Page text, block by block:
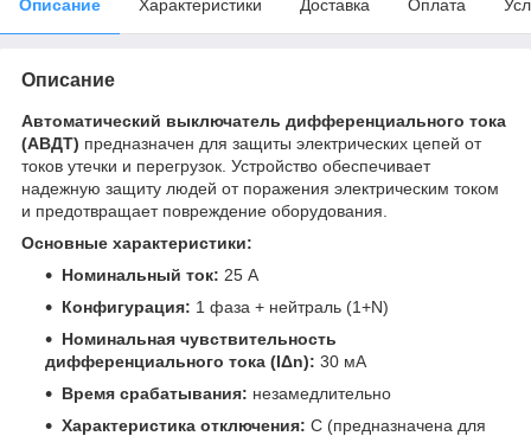
Описание Характеристики Доставка Оплата
Описание
Автоматический выключатель дифференциального тока
(АВДТ) предназначен для защиты электрических цепей от
токов утечки и перегрузок. Устройство обеспечивает
надежную защиту людей от поражения электрическим током
и предотвращает повреждение оборудования.
Основные характеристики:
Номинальный ток: 25 A
Конфигурация: 1 фаза + нейтраль (1+N)
Номинальная чувствительность
дифференциального тока (IΔn): 30 мА
Время срабатывания: незамедлительно
Характеристика отключения: C (предназначена для